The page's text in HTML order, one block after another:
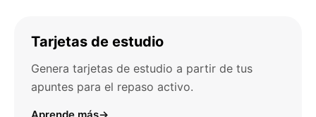
Tarjetas de estudio
Genera tarjetas de estudio a partir de tus
apuntes para el repaso activo.